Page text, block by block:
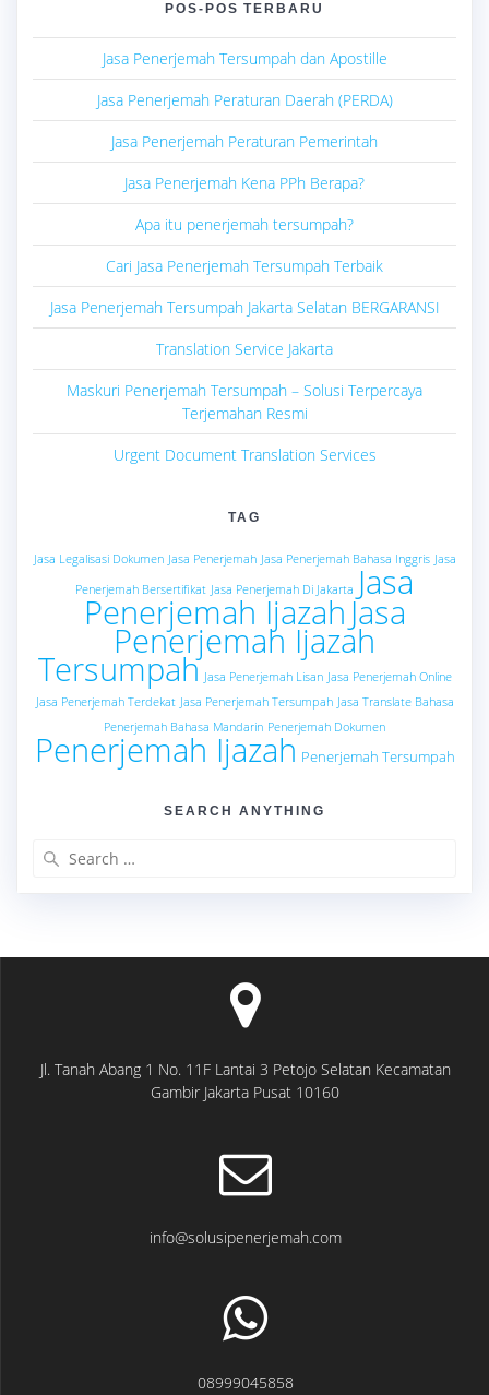
POS-POS TERBARU
Jasa Penerjemah Tersumpah dan Apostille
Jasa Penerjemah Peraturan Daerah (PERDA)
Jasa Penerjemah Peraturan Pemerintah
Jasa Penerjemah Kena PPh Berapa?
Apa itu penerjemah tersumpah?
Cari Jasa Penerjemah Tersumpah Terbaik
Jasa Penerjemah Tersumpah Jakarta Selatan BERGARANSI
Translation Service Jakarta
Maskuri Penerjemah Tersumpah – Solusi Terpercaya
Terjemahan Resmi
Urgent Document Translation Services
TAG
Jasa Legalisasi Dokumen Jasa Penerjemah Jasa Penerjemah Bahasa Inggris Jasa
Penerjemah Bersertifikat Jasa Penerjemah Di Jakarta Jasa
Penerjemah Ijazah Jasa
Penerjemah Ijazah
Tersumpah Jasa Penerjemah Lisan Jasa Penerjemah Online
Jasa Penerjemah Terdekat Jasa Penerjemah Tersumpah Jasa Translate Bahasa
Penerjemah Bahasa Mandarin Penerjemah Dokumen
Penerjemah Ijazah Penerjemah Tersumpah
SEARCH ANYTHING
Jl. Tanah Abang 1 No. 11F Lantai 3 Petojo Selatan Kecamatan
Gambir Jakarta Pusat 10160
info@solusipenerjemah.com
08999045858